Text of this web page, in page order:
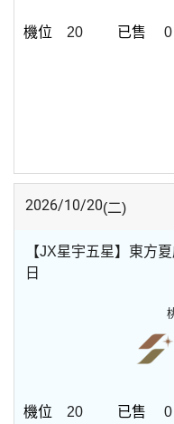
20 0
2026/10/20(二)
【JX星宇五星】東方
日
20 0